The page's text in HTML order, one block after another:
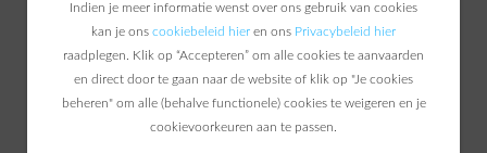
Wat is het?
Exclusieve gids opgesteld door energie-
experts van ENGIE
Over de exacte werking van de elektriciteits-
en gasmarkt
Indien je meer informatie wenst over ons gebruik van cookies
kan je ons cookiebeleid hier en ons Privacybeleid hier
raadplegen. Klik op “Accepteren” om alle cookies te aanvaarden
en direct door te gaan naar de website of klik op "Je cookies
beheren" om alle (behalve functionele) cookies te weigeren en je
cookievoorkeuren aan te passen.